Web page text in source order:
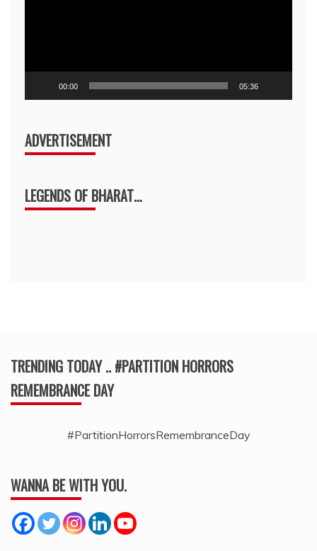
00:00 05:36
ADVERTISEMENT
LEGENDS OF BHARAT…
TRENDING TODAY .. #PARTITION HORRORS
REMEMBRANCE DAY
#PartitionHorrorsRemembranceDay
WANNA BE WITH YOU.